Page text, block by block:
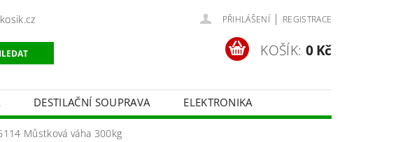
PŘIHLÁŠENÍ | REGISTRACE
KOŠÍK: 0 Kč
DESTILAČNÍ SOUPRAVA
ELEKTRONIKA
STUDIOVÁ FOTOTECHNIKA
Můstková váha 300kg